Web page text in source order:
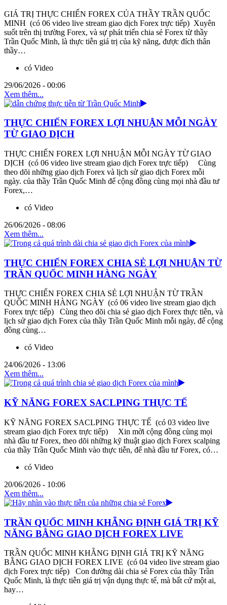
GIÁ TRỊ THỰC CHIẾN FOREX CỦA THẦY TRẦN QUỐC
MINH (có 06 video live stream giao dịch Forex trực tiếp) Xuyên
suốt trên thị trường Forex, và sự phát triển chia sẻ Forex từ thầy
Trần Quốc Minh, là thực tiễn giá trị của kỹ năng, được đích thân
thầy…
có Video
29/06/2026 - 00:06
Xem thêm...
THỰC CHIẾN FOREX LỢI NHUẬN MỖI NGÀY
TỪ GIAO DỊCH
THỰC CHIẾN FOREX LỢI NHUẬN MỖI NGÀY TỪ GIAO
DỊCH (có 06 video live stream giao dịch Forex trực tiếp) Cùng
theo dõi những giao dịch Forex và lịch sử giao dịch Forex mỗi
ngày. của thầy Trần Quốc Minh để cộng đồng cùng mọi nhà đầu tư
Forex,…
có Video
26/06/2026 - 08:06
Xem thêm...
THỰC CHIẾN FOREX CHIA SẺ LỢI NHUẬN TỪ
TRẦN QUỐC MINH HÀNG NGÀY
THỰC CHIẾN FOREX CHIA SẺ LỢI NHUẬN TỪ TRẦN
QUỐC MINH HÀNG NGÀY (có 06 video live stream giao dịch
Forex trực tiếp) Cùng theo dõi chia sẻ giao dịch Forex thực tiễn, và
lịch sử giao dịch Forex của thầy Trần Quốc Minh mỗi ngày, để cộng
đồng cùng…
có Video
24/06/2026 - 13:06
Xem thêm...
KỸ NĂNG FOREX SACLPING THỰC TẾ
KỸ NĂNG FOREX SACLPING THỰC TẾ (có 03 video live
stream giao dịch Forex trực tiếp) Xin mời cộng đồng cùng mọi
nhà đầu tư Forex, theo dõi những kỹ thuật giao dịch Forex scalping
của thầy Trần Quốc Minh vào thực tiễn, để nhà đầu tư Forex, có…
có Video
20/06/2026 - 10:06
Xem thêm...
TRẦN QUỐC MINH KHẴNG ĐỊNH GIÁ TRỊ KỸ
NĂNG BẰNG GIAO DỊCH FOREX LIVE
TRẦN QUỐC MINH KHẴNG ĐỊNH GIÁ TRỊ KỸ NĂNG
BẰNG GIAO DỊCH FOREX LIVE (có 04 video live stream giao
dịch Forex trực tiếp) Con đường dài chia sẻ Forex của thầy Trần
Quốc Minh, là thực tiễn giá trị vận dụng thực tế, mà bất cứ một ai,
hay…